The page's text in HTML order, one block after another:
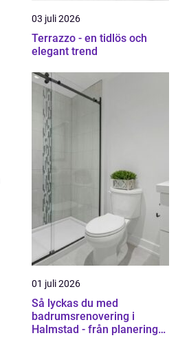
03 juli 2026
Terrazzo - en tidlös och
elegant trend
01 juli 2026
Så lyckas du med
badrumsrenovering i
Halmstad - från planering